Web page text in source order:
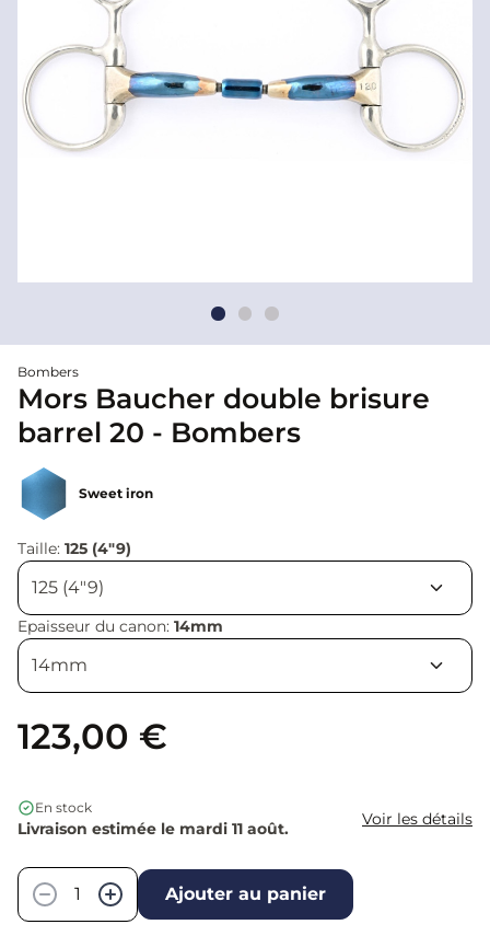
Bombers
Mors Baucher double brisure
barrel 20 - Bombers
Sweet iron
Taille: 125 (4"9)
Epaisseur du canon: 14mm
123,00 €
En stock
Livraison estimée le mardi 11 août. Voir les détails
−
+ Ajouter au panier